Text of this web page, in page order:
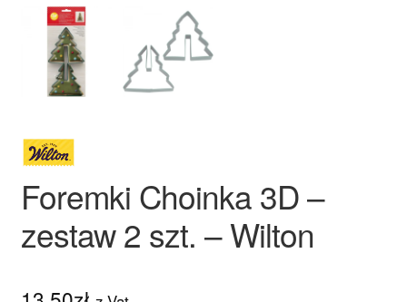
Foremki Choinka 3D –
zestaw 2 szt. – Wilton